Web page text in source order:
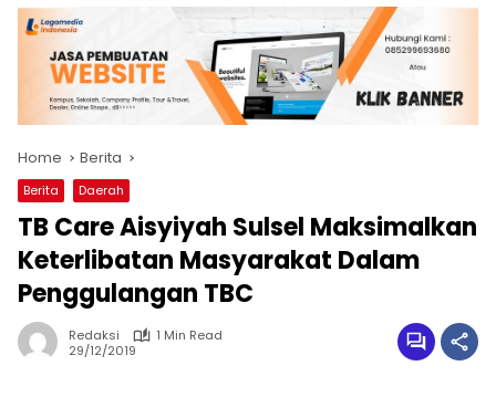
Home Berita
Berita Daerah
TB Care Aisyiyah Sulsel Maksimalkan
Keterlibatan Masyarakat Dalam
Penggulangan TBC
Redaksi
1 Min Read
29/12/2019